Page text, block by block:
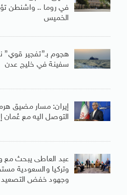
في روما .. واشنطن
الخميس
هجوم بـ”تفجير قوي”
سفينة في خليج عدن
إيران: مسار مضيق
التوصل اليه مع عُمان
عبد العاطى يبحث مع
وتركيا والسعودية
وجهود خفض التصعيد